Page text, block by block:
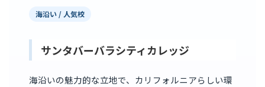
海沿い / 人気校
サンタバーバラシティカレッジ
海沿いの魅力的な立地で、カリフォルニアらしい環